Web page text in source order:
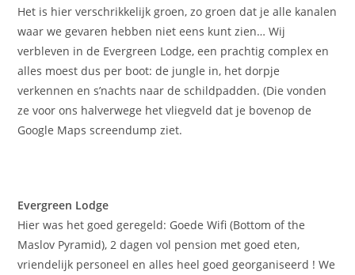
Het is hier verschrikkelijk groen, zo groen dat je alle kanalen
waar we gevaren hebben niet eens kunt zien… Wij
verbleven in de Evergreen Lodge, een prachtig complex en
alles moest dus per boot: de jungle in, het dorpje
verkennen en s’nachts naar de schildpadden. (Die vonden
ze voor ons halverwege het vliegveld dat je bovenop de
Google Maps screendump ziet.
Evergreen Lodge
Hier was het goed geregeld: Goede Wifi (Bottom of the
Maslov Pyramid), 2 dagen vol pension met goed eten,
vriendelijk personeel en alles heel goed georganiseerd ! We